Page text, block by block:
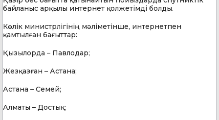
байланыс арқылы интернет қолжетімді болды.
Көлік министрлігінің мәліметінше, интернетпен
қамтылған бағыттар:
Қызылорда – Павлодар;
Жезқазған – Астана;
Астана – Семей;
Алматы – Достық;